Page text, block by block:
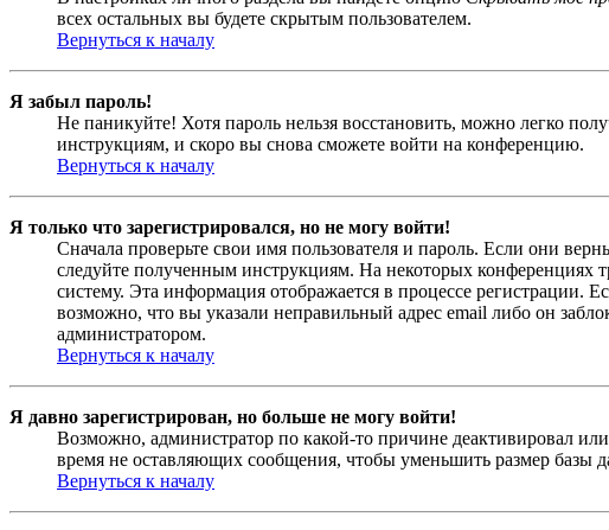
всех остальных вы будете скрытым пользователем.
Вернуться к началу
Я забыл пароль!
Не паникуйте! Хотя пароль нельзя восстановить, можно легко
инструкциям, и скоро вы снова сможете войти на конференцию.
Вернуться к началу
Я только что зарегистрировался, но не могу войти!
Сначала проверьте свои имя пользователя и пароль. Если они
следуйте полученным инструкциям. На некоторых конференциях
систему. Эта информация отображается в процессе
возможно, что вы указали неправильный адрес email либо он
администратором.
Вернуться к началу
Я давно зарегистрирован, но больше не могу войти!
Возможно, администратор по какой-то причине деактивировал
время не оставляющих сообщения, чтобы уменьшить размер базы
Вернуться к началу